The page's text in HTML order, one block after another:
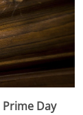
Day